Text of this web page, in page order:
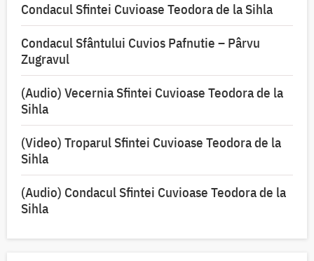
Condacul Sfintei Cuvioase Teodora de la Sihla
Condacul Sfântului Cuvios Pafnutie – Pârvu
Zugravul
(Audio) Vecernia Sfintei Cuvioase Teodora de la
Sihla
(Video) Troparul Sfintei Cuvioase Teodora de la
Sihla
(Audio) Condacul Sfintei Cuvioase Teodora de la
Sihla